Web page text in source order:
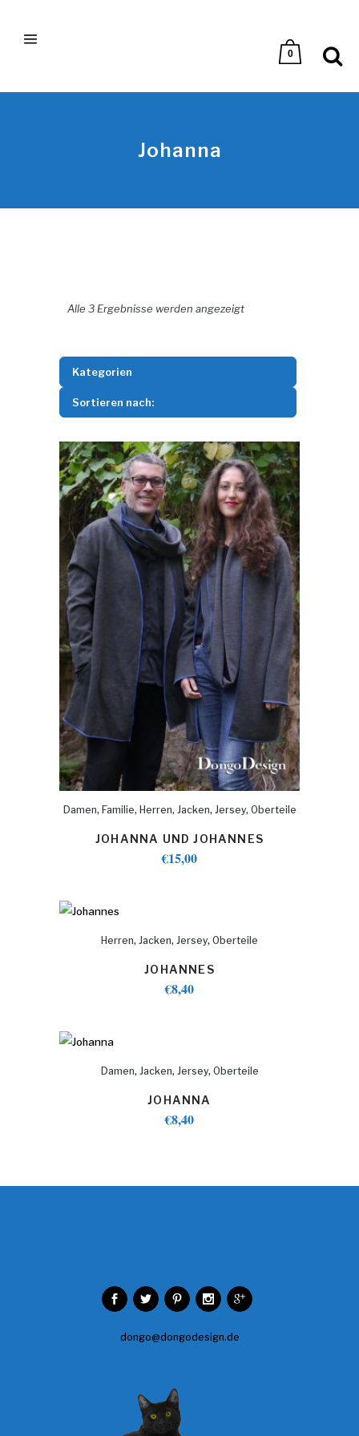
0
Johanna
Alle 3 Ergebnisse werden angezeigtNach Aktualität sortiert
Kategorien
Sortieren nach:
Damen, Familie, Herren, Jacken, Jersey, Oberteile
JOHANNA UND JOHANNES
€15,00
Herren, Jacken, Jersey, Oberteile
JOHANNES
€8,40
Damen, Jacken, Jersey, Oberteile
JOHANNA
€8,40
dongo@dongodesign.de